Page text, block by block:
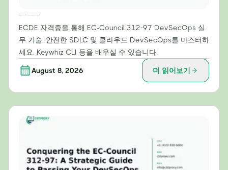
ECDE 자격증을 통해 EC-Council 312-97 DevSecOps 실
무 기술, 안전한 SDLC 및 클라우드 DevSecOps를 마스터하
세요. Keywhiz CLI 등을 배우실 수 있습니다.
August 8, 2026 더 읽어보기